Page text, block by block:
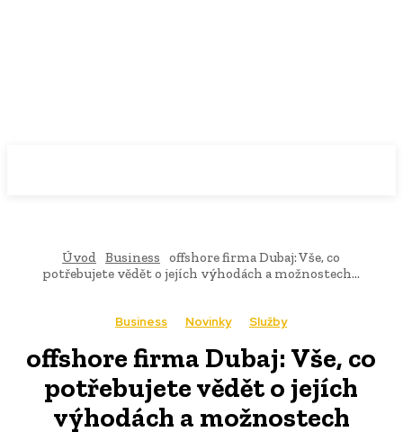
Úvod Business
offshore firma Dubaj: Vše, co
potřebujete vědět o jejích výhodách a možnostech...
Business Novinky Služby
offshore firma Dubaj: Vše, co
potřebujete vědět o jejích
výhodách a možnostech